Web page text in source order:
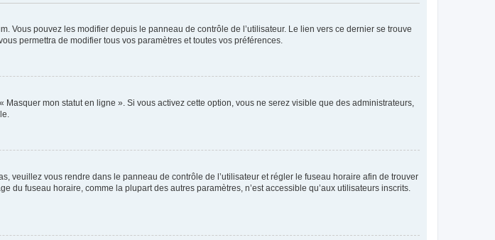
Vous pouvez les modifier depuis le panneau de contrôle de l’utilisateur. Le lien vers ce dernier se trouve
permettra de modifier tous vos paramètres et toutes vos préférences.
mon statut en ligne ». Si vous activez cette option, vous ne serez visible que des administrateurs,
veuillez vous rendre dans le panneau de contrôle de l’utilisateur et régler le fuseau horaire afin de trouver
fuseau horaire, comme la plupart des autres paramètres, n’est accessible qu’aux utilisateurs inscrits.